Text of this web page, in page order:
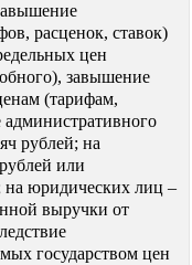
расценок, ставок)
цен
завышение
(тарифам,
административного
рублей; на
или
на юридических лиц –
выручки от
государством цен